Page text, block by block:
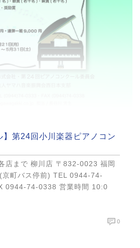
】第24回小川楽器ピアノコン
まで 柳川店 〒832-0023 福岡
京町バス停前) TEL 0944-74-
0944-74-0338 営業時間 10:0
0